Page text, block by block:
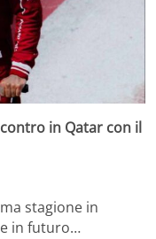
in Qatar con il
stagione in
in futuro…